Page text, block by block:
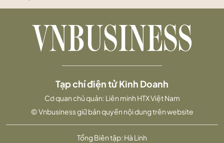
Tổng Biên tập: Hà Linh
Tạp chí điện tử Kinh Doanh
Cơ quan chủ quản: Liên minh HTX Việt Nam
© Vnbusiness giữ bản quyền nội dung trên website